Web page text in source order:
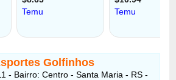
Golfinhos
- Bairro: Centro - Santa Maria - RS -